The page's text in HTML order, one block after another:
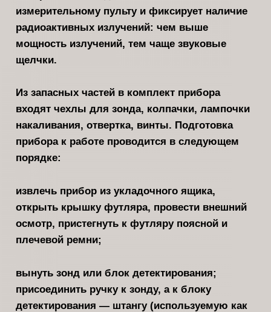
измерительному пульту и фиксирует наличие
радиоактивных из­лучений: чем выше
мощность излуче­ний, тем чаще звуковые
щелчки.
Из запасных частей в комплект при­бора
входят чехлы для зонда, колпач­ки, лампочки
накаливания, отвертка, винты. Подготовка
прибора к работе проводится в следующем
порядке:
извлечь прибор из укладочного ящика,
открыть крышку футляра, про­вести внешний
осмотр, пристегнуть к футляру поясной и
плечевой ремни;
вынуть зонд или блок детектирова­ния;
присоединить ручку к зонду, а к блоку
детектирования — штангу (ис­пользуемую как